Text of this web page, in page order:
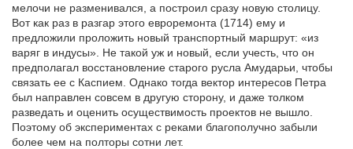
мелочи не разменивался, а построил сразу новую столицу.
Вот как раз в разгар этого евроремонта (1714) ему и
предложили проложить новый транспортный маршрут: «из
варяг в индусы». Не такой уж и новый, если учесть, что он
предполагал восстановление старого русла Амударьи, чтобы
связать ее с Каспием. Однако тогда вектор интересов Петра
был направлен совсем в другую сторону, и даже толком
разведать и оценить осуществимость проектов не вышло.
Поэтому об экспериментах с реками благополучно забыли
более чем на полторы сотни лет.